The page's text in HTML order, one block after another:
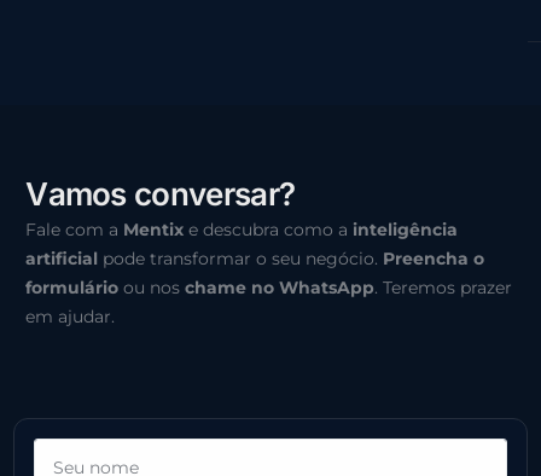
Vamos conversar?
Fale com a Mentix e descubra como a inteligência
artificial pode transformar o seu negócio. Preencha o
formulário ou noschame no WhatsApp. Teremos prazer
em ajudar.